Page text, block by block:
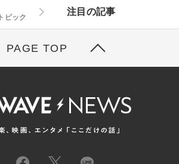
ピック
注目の記事
PAGE TOP